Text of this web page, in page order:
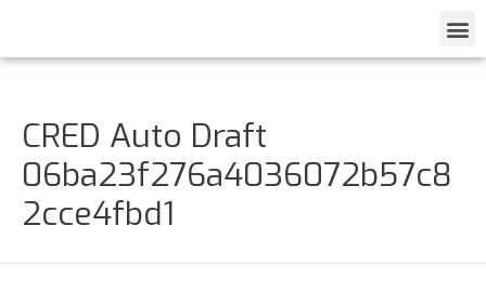
CRED Auto Draft
06ba23f276a4036072b57c8
2cce4fbd1